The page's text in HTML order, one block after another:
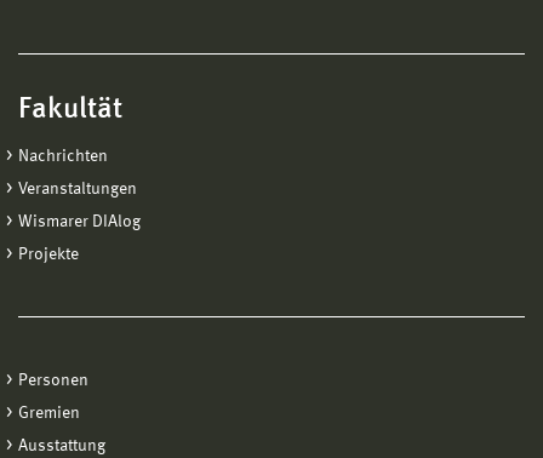
Fakultät
Nachrichten
Veranstaltungen
Wismarer DIAlog
Projekte
Personen
Gremien
Ausstattung